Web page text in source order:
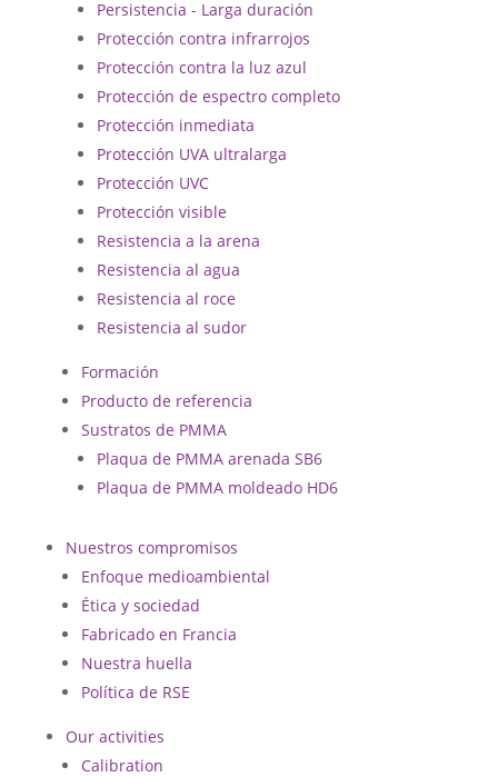
Persistencia - Larga duración
Protección contra infrarrojos
Protección contra la luz azul
Protección de espectro completo
Protección inmediata
Protección UVA ultralarga
Protección UVC
Protección visible
Resistencia a la arena
Resistencia al agua
Resistencia al roce
Resistencia al sudor
Formación
Producto de referencia
Sustratos de PMMA
Plaqua de PMMA arenada SB6
Plaqua de PMMA moldeado HD6
Nuestros compromisos
Enfoque medioambiental
Ética y sociedad
Fabricado en Francia
Nuestra huella
Política de RSE
Our activities
Calibration